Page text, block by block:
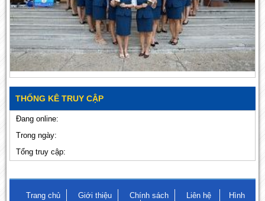
THỐNG KÊ TRUY CẬP
Đang online:
Trong ngày:
Tổng truy cập:
Trang chủ Giới thiệu Chính sách Liên hệ
Hình